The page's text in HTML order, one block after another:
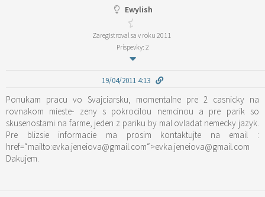
Ewylish
Zaregistroval sa v roku 2011
Príspevky: 2
19/04/2011 4:13
Ponukam pracu vo Svajciarsku, momentalne pre 2 casnicky na
rovnakom mieste- zeny s pokrocilou nemcinou a pre parik so
skusenostami na farme, jeden z pariku by mal ovladat nemecky jazyk.
Pre blizsie informacie ma prosim kontaktujte na email :
href=“mailto:evka.jeneiova@gmail.com“>evka.jeneiova@gmail.com
Dakujem.